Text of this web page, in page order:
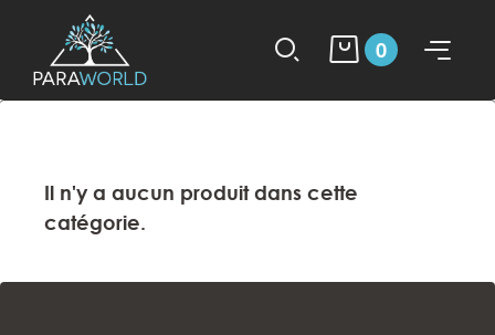
0
Il n'y a aucun produit dans cette
catégorie.